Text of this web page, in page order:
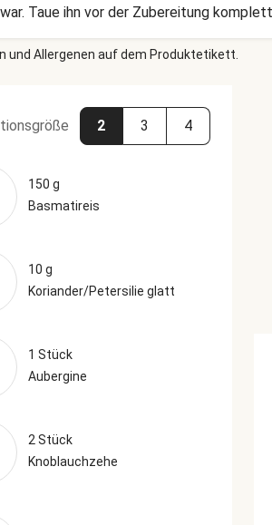
Taue ihn vor der Zubereitung
Allergenen auf dem Produktetikett.
2 3 4
150 g
Basmatireis
10 g
Koriander/Petersilie glatt
1 Stück
Aubergine
2 Stück
Knoblauchzehe